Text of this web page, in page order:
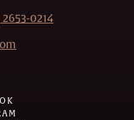
0214